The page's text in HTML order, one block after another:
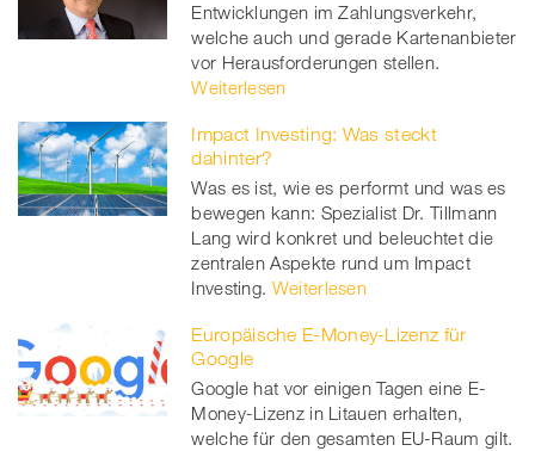
Entwicklungen im Zahlungsverkehr,
welche auch und gerade Kartenanbieter
vor Herausforderungen stellen.
Weiterlesen
Impact Investing: Was steckt
dahinter?
Was es ist, wie es performt und was es
bewegen kann: Spezialist Dr. Tillmann
Lang wird konkret und beleuchtet die
zentralen Aspekte rund um Impact
Investing. Weiterlesen
Europäische E-Money-Lizenz für
Google
Google hat vor einigen Tagen eine E-
Money-Lizenz in Litauen erhalten,
welche für den gesamten EU-Raum gilt.